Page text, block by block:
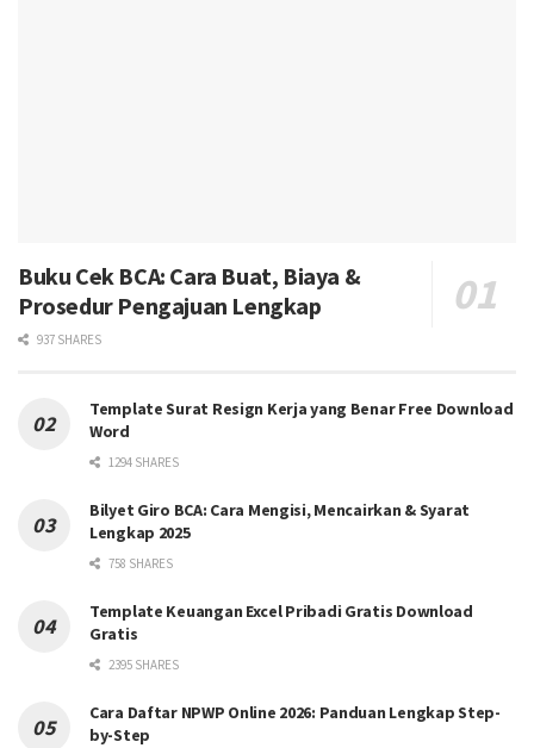
Buku Cek BCA: Cara Buat, Biaya &
Prosedur Pengajuan Lengkap
937 SHARES
Template Surat Resign Kerja yang Benar Free Download
Word
1294 SHARES
Bilyet Giro BCA: Cara Mengisi, Mencairkan & Syarat
Lengkap 2025
758 SHARES
Template Keuangan Excel Pribadi Gratis Download
Gratis
2395 SHARES
Cara Daftar NPWP Online 2026: Panduan Lengkap Step-
by-Step